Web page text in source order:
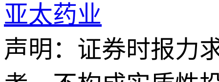
亚太药业
声明：证券时报力